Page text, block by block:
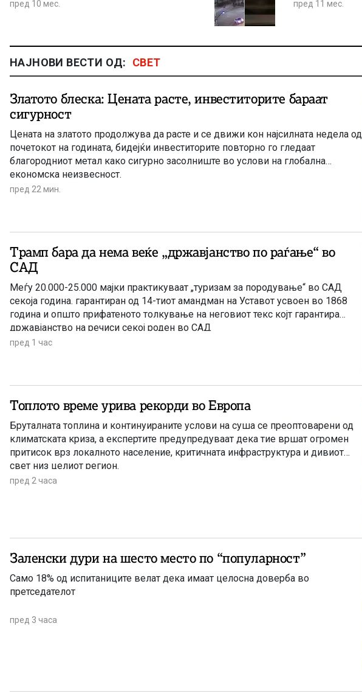
пред 10 мес. пред 11 мес.
НАЈНОВИ ВЕСТИ ОД: СВЕТ
Златото блеска: Цената расте, инвеститорите бараат
сигурност
Цената на златото продолжува да расте и се движи кон најсилната недела од
почетокот на годината, бидејќи инвеститорите повторно го гледаат
благородниот метал како сигурно засолниште во услови на глобална
економска неизвесност.
пред 22 мин.
Трамп бара да нема веќе „државјанство по раѓање“ во
САД
Меѓу 20.000-25.000 мајки практикуваат „туризам за породување“ во САД
секоја година. гарантиран од 14-тиот амандман на Уставот усвоен во 1868
година и општо прифатеното толкување на неговиот текс којт гарантира
државјанство на речиси секој роден во САД
пред 1 час
Топлото време урива рекорди во Европа
Бруталната топлина и континуираните услови на суша се преоптоварени од
климатската криза, а експертите предупредуваат дека тие вршат огромен
притисок врз локалното население, критичната инфраструктура и дивиот
свет низ целиот регион.
пред 2 часа
Заленски дури на шесто место по “популарност”
Само 18% од испитаниците велат дека имаат целосна доверба во
претседателот
пред 3 часа